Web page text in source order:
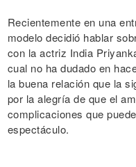
Recientemente en una
modelo decidió hablar
con la actriz India
cual no ha dudado en
la buena relación que la
por la alegría de que el
complicaciones que
espectáculo.